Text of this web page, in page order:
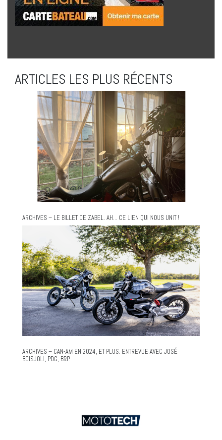
ARTICLES LES PLUS RÉCENTS
ARCHIVES – LE BILLET DE ZABEL. AH… CE LIEN QUI NOUS UNIT !
ARCHIVES – CAN-AM EN 2024, ET PLUS. ENTREVUE AVEC JOSÉ
BOISJOLI, PDG, BRP.